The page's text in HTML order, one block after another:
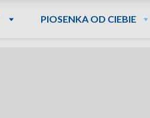
PIOSENKA OD CIEBIE